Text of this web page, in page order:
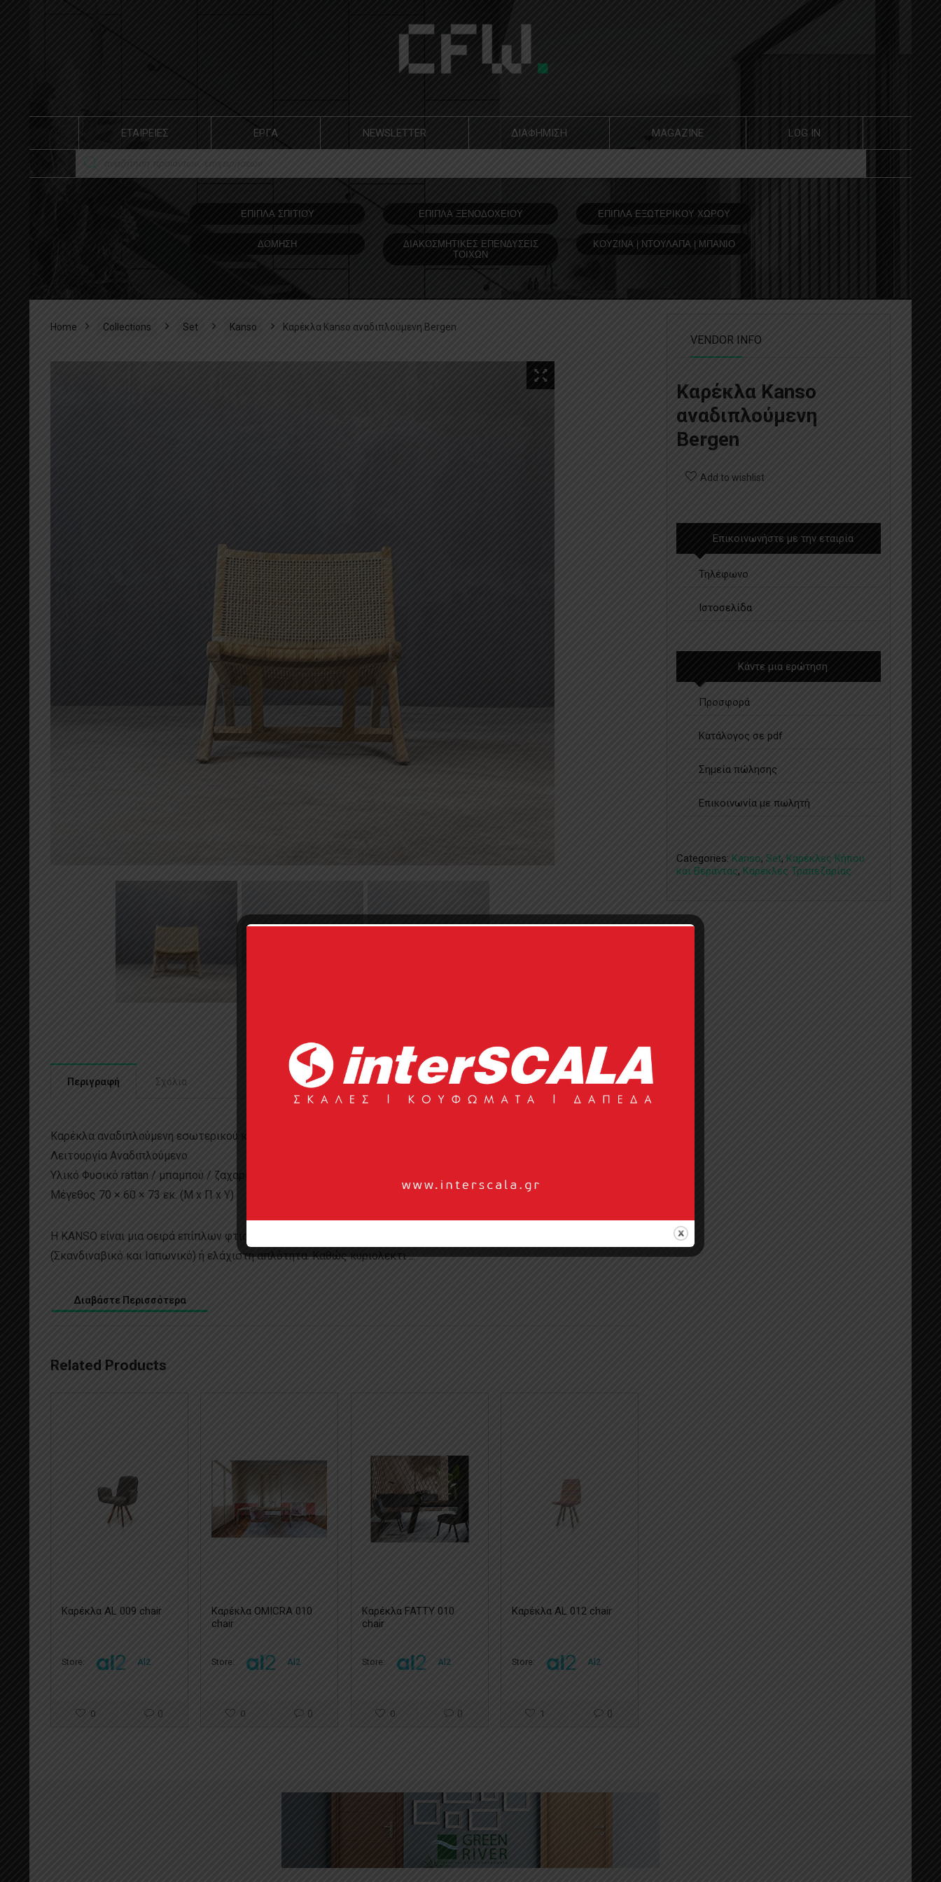
ΕΤΑΙΡΕΙΕΣ ΕΡΓΑ NEWSLETTER ΔΙΑΦΗΜΙΣΗ MAGAZINE LOG IN
ΕΠΙΠΛΑ ΣΠΙΤΙΟΥ ΕΠΙΠΛΑ ΞΕΝΟΔOΧΕΙΟΥ ΕΠΙΠΛΑ ΕΞΩΤΕΡΙΚΟΥ ΧΩΡΟΥ
ΔΟΜΗΣΗ
ΔΙΑΚΟΣΜΗΤΙΚΕΣ ΕΠΕΝΔΥΣΕΙΣ
ΤΟΙΧΩΝ
ΚΟΥΖΙΝΑ | ΝΤΟΥΛΑΠΑ | ΜΠΑΝΙΟ
Home Collections Set Kanso Καρέκλα Kanso αναδιπλούμενη Bergen
Περιγραφή Σχόλια
Καρέκλα αναδιπλούμενη εσωτερικού και εξωτερικού χώρου
Λειτουργία Αναδιπλούμενο
Υλικό Φυσικό rattan / μπαμπού / ζαχαροκάλαμο, ξύλο
Μέγεθος 70 × 60 × 73 εκ. (Μ x Π x Υ)
Η KANSO είναι μια σειρά επίπλων φτιαγμένη στο χέρι με βιώσιμα φυσικά υλικά, σε χαρακτηριστικό ύφος Japandi
(Σκανδιναβικό και Ιαπωνικό) ή ελάχιστη απλότητα. Καθώς κυριολεκτι ...
Διαβάστε Περισσότερα
Related Products
Καρέκλα AL 009 chair
Store: Al2
0 0
Καρέκλα OMICRA 010
chair
Store: Al2
0 0
Καρέκλα FATTY 010
chair
Store: Al2
0 0
Καρέκλα AL 012 chair
Store: Al2
1 0
VENDOR INFO
Καρέκλα Kanso
αναδιπλούμενη
Bergen
Add to wishlist
Επικοινωνήστε με την εταιρία
Τηλέφωνο
Ιστοσελίδα
Κάντε μια ερώτηση
Προσφορά
Κατάλογος σε pdf
Σημεία πώλησης
Επικοινωνία με πωλητή
Categories: Kanso, Set, Καρέκλες Κήπου
και Βεράντας, Καρέκλες Τραπεζαρίας